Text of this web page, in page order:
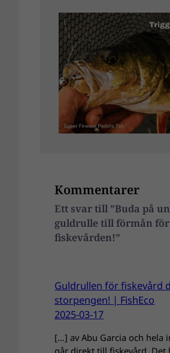
Kommentarer
Ett svar till ”Buda på
guldrulle till förmån för
fiskevården!”
Guldrullen för fiskevård
storpengen! | FishEco
2025-03-17
[…] av Abu Garcia och hela
går direkt till fiskevård. Det